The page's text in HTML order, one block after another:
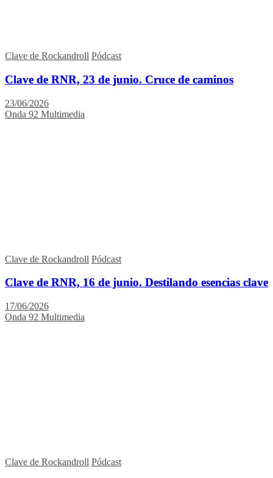
Clave de Rockandroll Pódcast
Clave de RNR, 23 de junio. Cruce de caminos
23/06/2026
Onda 92 Multimedia
Clave de Rockandroll Pódcast
Clave de RNR, 16 de junio. Destilando esencias clave
17/06/2026
Onda 92 Multimedia
Clave de Rockandroll Pódcast